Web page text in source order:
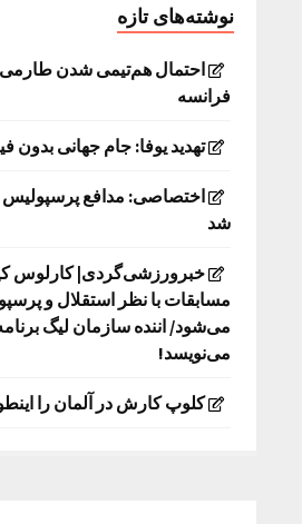
نوشته‌های تازه
احتمال هم‌تیمی شدن طارمی
فرانسه
تهدید یوفا: جام جهانی بدون
اختصاصی: مدافع پرسپولیس
شد
خبرورزشی‌گردی| کارلوس
مسابقات با نظر استقلال و
می‌شود/ اننده سازمان لیگ
می‌نویسد!
کلوپ کارش در آلمان را